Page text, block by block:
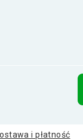
i płatność